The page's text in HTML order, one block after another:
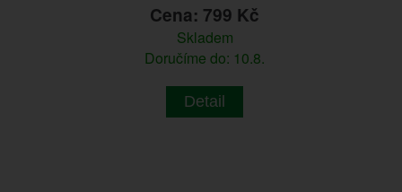
Cena: 799 Kč
Skladem
Doručíme do: 10.8.
Detail